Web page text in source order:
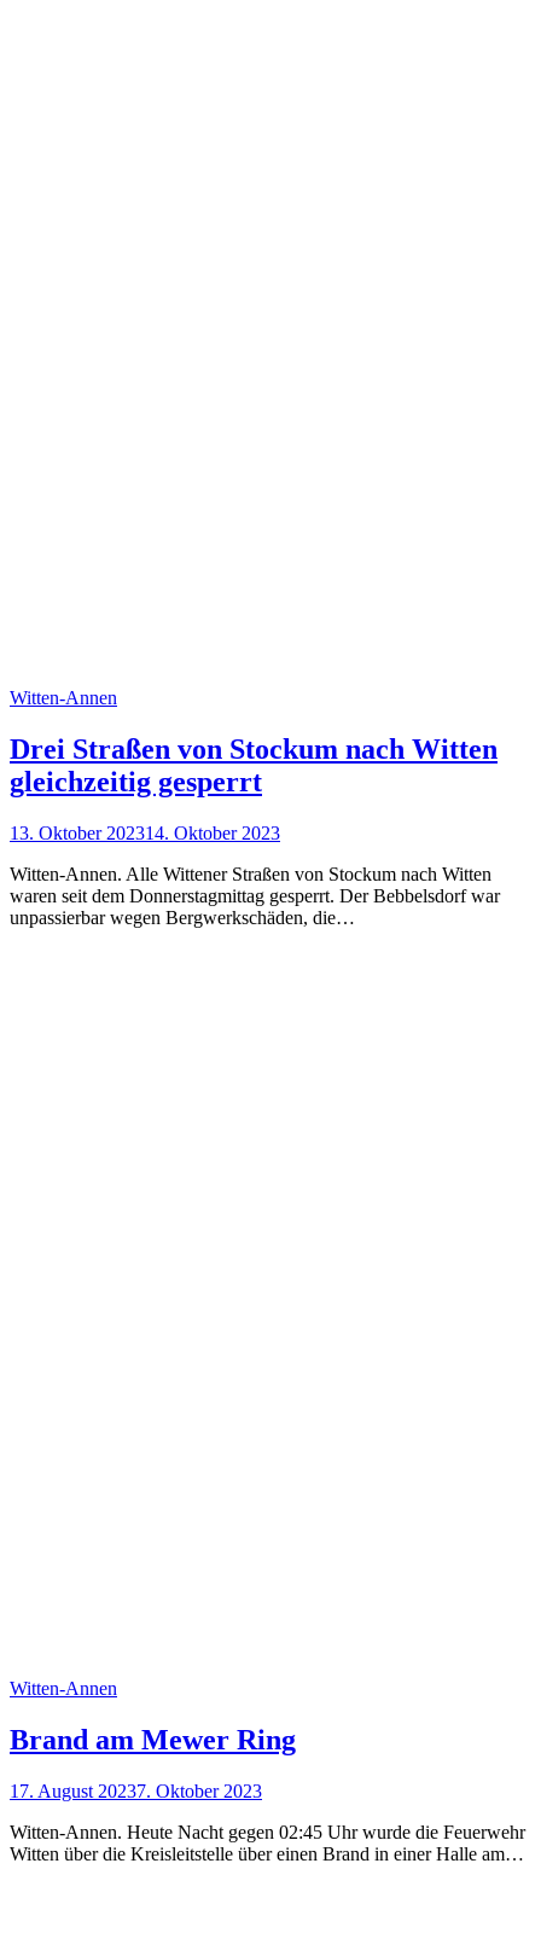
Witten-Annen
Drei Straßen von Stockum nach Witten
gleichzeitig gesperrt
13. Oktober 202314. Oktober 2023
Witten-Annen. Alle Wittener Straßen von Stockum nach Witten
waren seit dem Donnerstagmittag gesperrt. Der Bebbelsdorf war
unpassierbar wegen Bergwerkschäden, die…
Witten-Annen
Brand am Mewer Ring
17. August 20237. Oktober 2023
Witten-Annen. Heute Nacht gegen 02:45 Uhr wurde die Feuerwehr
Witten über die Kreisleitstelle über einen Brand in einer Halle am…